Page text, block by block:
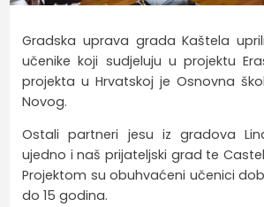
Gradska uprava grada Kaštela
učenike koji sudjeluju u projektu
projekta u Hrvatskoj je Osnovna
Novog.
Ostali partneri jesu iz gradova
ujedno i naš prijateljski grad te
Projektom su obuhvaćeni učenici
do 15 godina.